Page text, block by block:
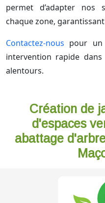
permet d’adapter nos
chaque zone,
Contactez-nous pour un
intervention rapide
alentours.
Création de
d'espaces
abattage